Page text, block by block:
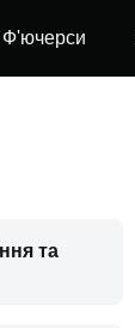
Ф'ючерси
та